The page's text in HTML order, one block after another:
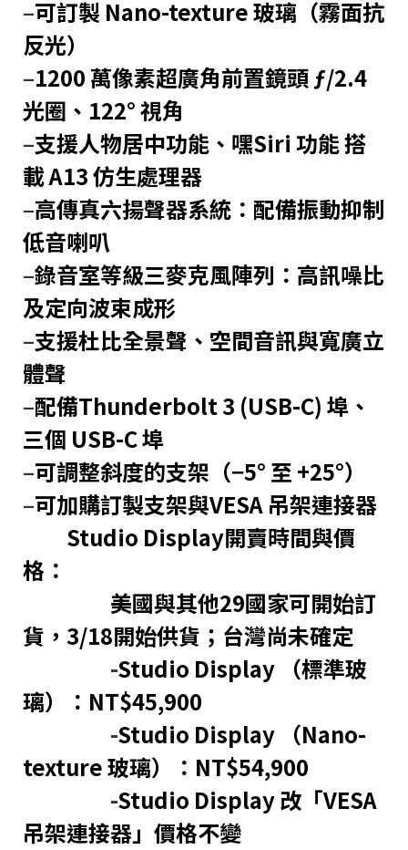
–可訂製 Nano-texture 玻璃（霧面抗
反光）
–1200 萬像素超廣角前置鏡頭 ƒ/2.4
光圈、122° 視角
–支援人物居中功能、嘿Siri 功能 搭
載 A13 仿生處理器
–高傳真六揚聲器系統：配備振動抑制
低音喇叭
–錄音室等級三麥克風陣列：高訊噪比
及定向波束成形
–支援杜比全景聲、空間音訊與寬廣立
體聲
–配備Thunderbolt 3 (USB-C) 埠、
三個 USB-C 埠
–可調整斜度的支架（−5° 至 +25°）
–可加購訂製支架與VESA 吊架連接器
Studio Display開賣時間與價
格：
美國與其他29國家可開始訂
貨，3/18開始供貨；台灣尚未確定
-Studio Display （標準玻
璃）：NT$45,900
-Studio Display （Nano-
texture 玻璃）：NT$54,900
-Studio Display 改「VESA
吊架連接器」價格不變